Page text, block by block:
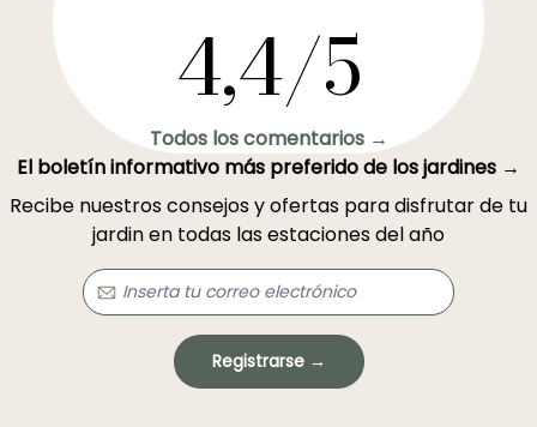
4,4/5
Todos los comentarios →
El boletín informativo más preferido de los jardines →
Recibe nuestros consejos y ofertas para disfrutar de tu
jardin en todas las estaciones del año
Registrarse →